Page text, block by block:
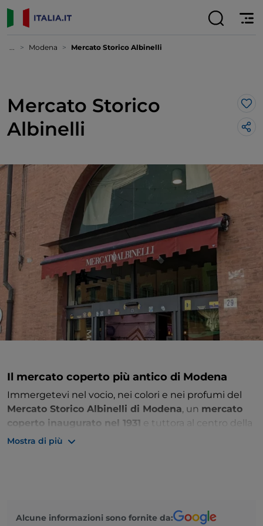
... Modena Mercato Storico Albinelli
Mercato Storico
Albinelli
Il mercato coperto più antico di Modena
Immergetevi nel vocio, nei colori e nei profumi del
Mercato Storico Albinelli di Modena, un mercato
coperto inaugurato nel 1931 e tuttora al centro della
vitalità cittadina. Qui potete assaggiare tutti i
nell’atmosfera inconfondibile di questo luogo,
custode delle tradizioni culinarie della città.
Mostra di più
Alcune informazioni sono fornite da: